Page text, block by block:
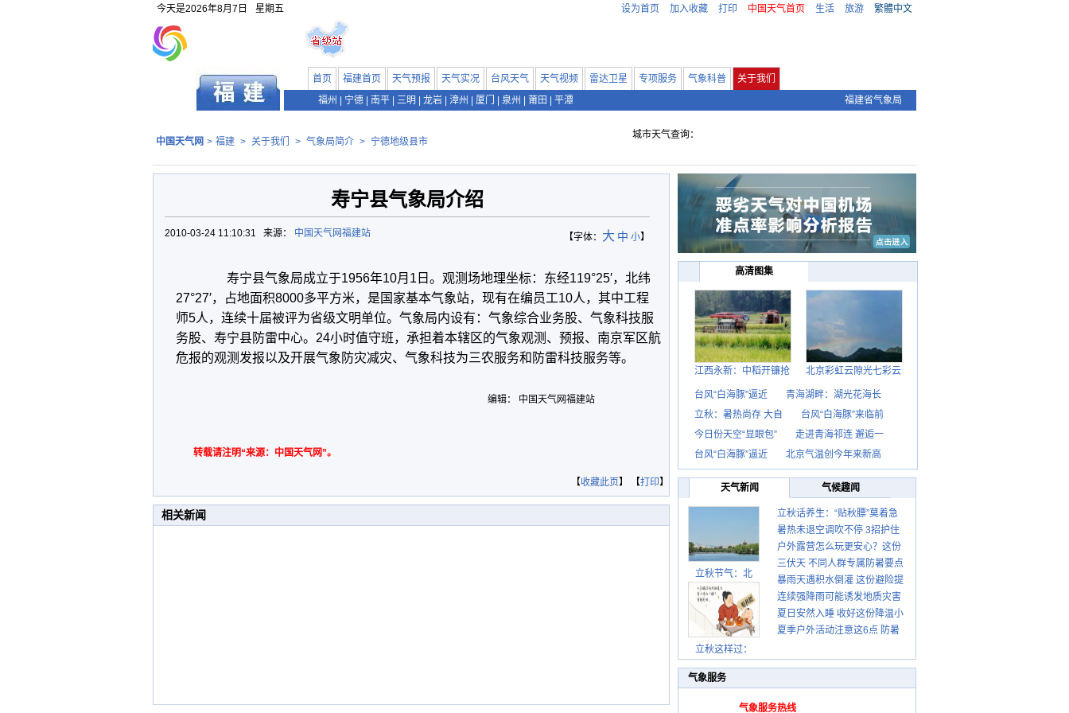
今天是2026年8月7日 星期五 设为首页 加入收藏 打印 中国天气首页 生活 旅游 繁體中文
首页 福建首页 天气预报 天气实况 台风天气 天气视频 雷达卫星 专项服务 气象科普
关于我们
福州
宁德 南平 三明 龙岩 漳州 厦门 泉州 莆田 平潭 福建省气象局
中国天气网 > 福建 > 关于我们 > 气象局简介 > 宁德地级县市
城市天气查询：
寿宁县气象局介绍
【字体： 大 中 小】
2010-03-24 11:10:31 来源： 中国天气网福建站
寿宁县气象局成立于1956年10月1日。观测场地理坐标：东经119°25′，北纬
27°27′，占地面积8000多平方米，是国家基本气象站，现有在编员工10人，其中工程
师5人，连续十届被评为省级文明单位。气象局内设有：气象综合业务股、气象科技服
务股、寿宁县防雷中心。24小时值守班，承担着本辖区的气象观测、预报、南京军区航
危报的观测发报以及开展气象防灾减灾、气象科技为三农服务和防雷科技服务等。
编辑： 中国天气网福建站
转载请注明“来源：中国天气网”。
【收藏此页】 【打印】
相关新闻
高清图集
江西永新：中稻开镰抢 北京彩虹云隙光七彩云
台风“白海豚”逼近
青海湖畔：湖光花海长
立秋：暑热尚存 大自
台风“白海豚”来临前
今日份天空“显眼包”
走进青海祁连 邂逅一
台风“白海豚”逼近
北京气温创今年来新高
天气新闻 气候趣闻
立秋节气：北
立秋这样过：
立秋话养生：“贴秋膘”莫着急
先清暑再防燥
暑热未退空调吹不停 3招护住
肩颈不酸痛
户外露营怎么玩更安心？这份
攻略请收好
三伏天 不同人群专属防暑要点
请收好
暴雨天遇积水倒灌 这份避险提
示请收好
连续强降雨可能诱发地质灾害
这些前兆要知道
夏日安然入睡 收好这份降温小
贴士
夏季户外活动注意这6点 防暑
气象服务
气象服务热线